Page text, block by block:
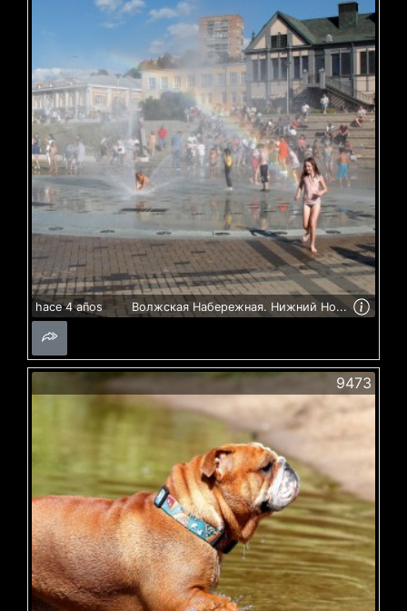
hace 4 años Волжская Набережная. Нижний Но...
9473